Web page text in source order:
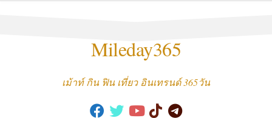
Mileday365
เม้าท์ กิน ฟิน เที่ยว อินเทรนด์ 365วัน